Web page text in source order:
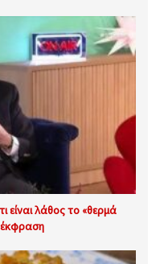
είναι λάθος το «θερμά
έκφραση